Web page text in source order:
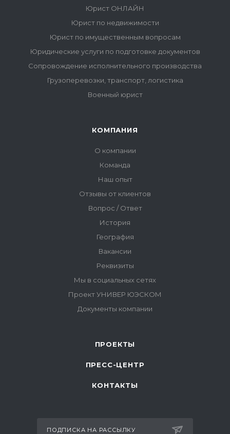
ПРОЕКТЫ
ПРЕСС-ЦЕНТР
КОНТАКТЫ
ПОДПИСКА НА РАССЫЛКУ